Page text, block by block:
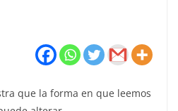
que la forma en que leemos